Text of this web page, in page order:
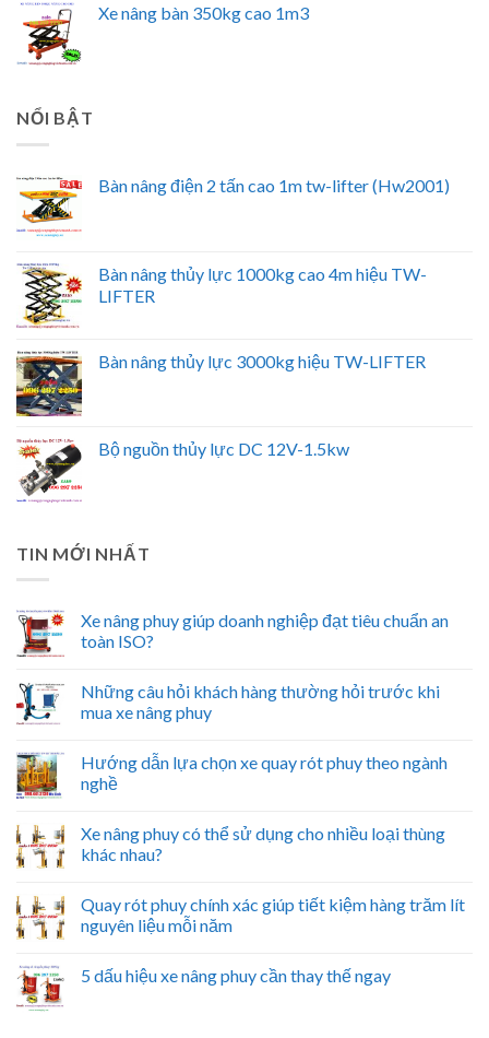
Xe nâng bàn 350kg cao 1m3
NỔI BẬT
Bàn nâng điện 2 tấn cao 1m tw-lifter (Hw2001)
Bàn nâng thủy lực 1000kg cao 4m hiệu TW-
LIFTER
Bàn nâng thủy lực 3000kg hiệu TW-LIFTER
Bộ nguồn thủy lực DC 12V-1.5kw
TIN MỚI NHẤT
Xe nâng phuy giúp doanh nghiệp đạt tiêu chuẩn an
toàn ISO?
Những câu hỏi khách hàng thường hỏi trước khi
mua xe nâng phuy
Hướng dẫn lựa chọn xe quay rót phuy theo ngành
nghề
Xe nâng phuy có thể sử dụng cho nhiều loại thùng
khác nhau?
Quay rót phuy chính xác giúp tiết kiệm hàng trăm lít
nguyên liệu mỗi năm
5 dấu hiệu xe nâng phuy cần thay thế ngay